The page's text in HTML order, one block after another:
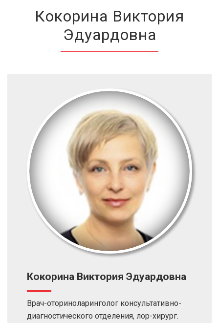
Кокорина Виктория
Эдуардовна
Кокорина Виктория Эдуардовна
Врач-оториноларинголог консультативно-
диагностического отделения, лор-хирург.